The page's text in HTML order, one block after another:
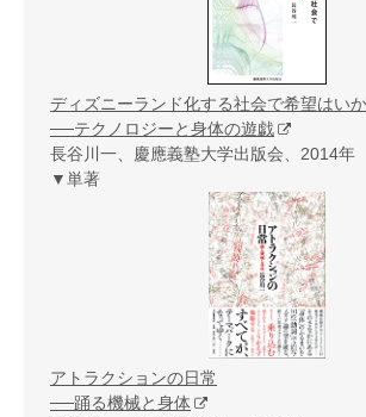
ディズニーランド化する社会で希望はい
──テクノロジーと身体の遊戯
長谷川一、慶應義塾大学出版会、2014年
▼単著
アトラクションの日常
──踊る機械と身体